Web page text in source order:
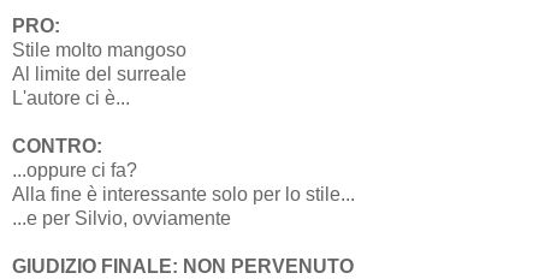
PRO:
Stile molto mangoso
Al limite del surreale
L'autore ci è...
CONTRO:
...oppure ci fa?
Alla fine è interessante solo per lo stile...
...e per Silvio, ovviamente
GIUDIZIO FINALE: NON PERVENUTO